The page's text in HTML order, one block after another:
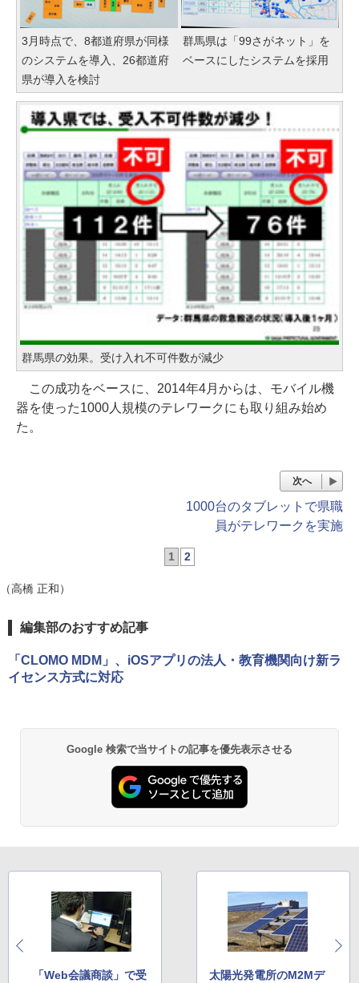
3月時点で、8都道府県が同様
のシステムを導入、26都道府
県が導入を検討
群馬県は「99さがネット」を
ベースにしたシステムを採用
群馬県の効果。受け入れ不可件数が減少
この成功をベースに、2014年4月からは、モバイル機
器を使った1000人規模のテレワークにも取り組み始め
た。
次へ
1000台のタブレットで県職
員がテレワークを実施
1 2
（高橋 正和）
編集部のおすすめ記事
「CLOMO MDM」、iOSアプリの法人・教育機関向け新ラ
イセンス方式に対応
Google 検索で当サイトの記事を優先表示させる
「Web会議商談」で受
太陽光発電所のM2Mデ